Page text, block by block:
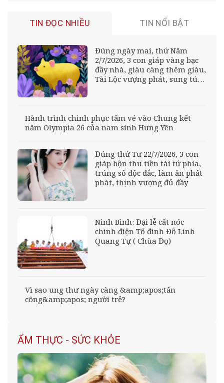
TIN ĐỌC NHIỀU TIN NỔI BẬT
Đúng ngày mai, thứ Năm
2/7/2026, 3 con giáp vàng bạc
đầy nhà, giàu càng thêm giàu,
Tài Lộc vượng phát, sung túc
Hành trình chinh phục tấm vé vào Chung kết
năm Olympia 26 của nam sinh Hưng Yên
Đúng thứ Tư 22/7/2026, 3 con
giáp bộn thu tiền tài tứ phía,
trúng số độc đắc, làm ăn phất
phát, thịnh vượng đủ đầy
Ninh Bình: Đại lễ cất nóc
chính điện Tổ đình Đỗ Linh
Quang Tự ( Chùa Đọ)
Vì sao ung thư ngày càng &amp;apos;tấn
công&amp;apos; người trẻ?
ẨM THỰC - SỨC KHỎE